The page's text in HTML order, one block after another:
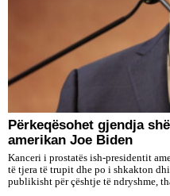
Përkeqësohet gjendja
amerikan Joe Biden
Kanceri i prostatës ish-presidentit
të tjera të trupit dhe po i shkakton
publikisht për çështje të ndryshme,